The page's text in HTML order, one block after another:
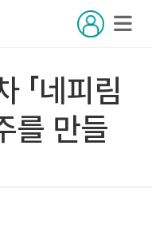
「네피림
를 만들